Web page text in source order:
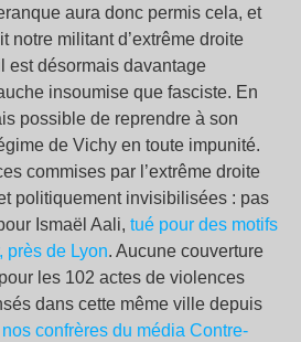
aura donc permis cela, et
notre militant d’extrême droite
est désormais davantage
insoumise que fasciste. En
possible de reprendre à son
de Vichy en toute impunité.
commises par l’extrême droite
politiquement invisibilisées : pas
Ismaël Aali, tué pour des motifs
près de Lyon. Aucune couverture
les 102 actes de violences
dans cette même ville depuis
confrères du média Contre-